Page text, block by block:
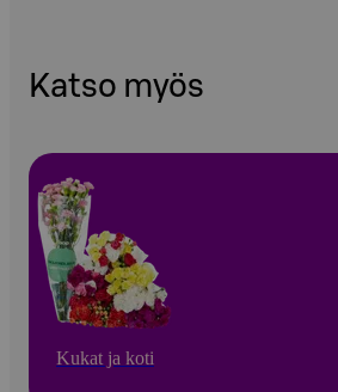
Katso myös
Kukat ja koti